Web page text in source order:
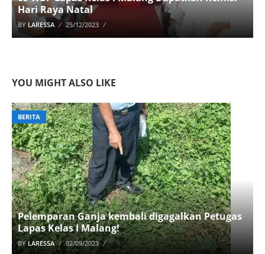
Hari Raya Natal
BY LARESSA 25/12/2023
YOU MIGHT ALSO LIKE
BERITA
Pelemparan Ganja kembali digagalkan Petugas
Lapas Kelas I Malang!
BYLARESSA 02/09/2023